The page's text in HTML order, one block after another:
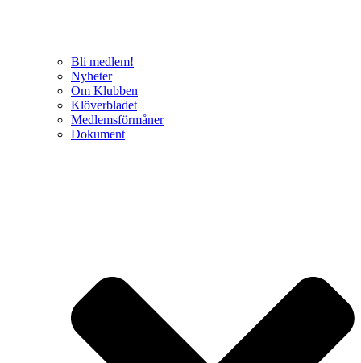
Bli medlem!
Nyheter
Om Klubben
Klöverbladet
Medlemsförmåner
Dokument